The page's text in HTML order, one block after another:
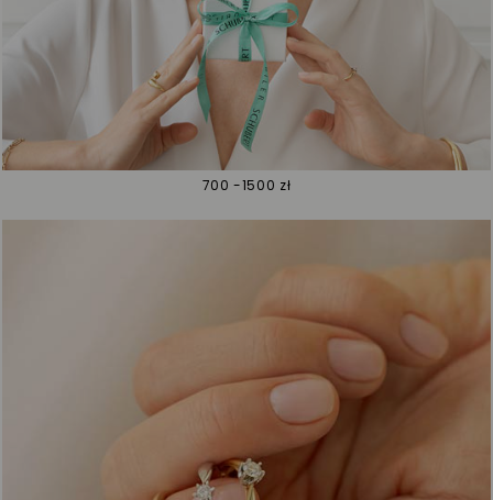
700 -1500 zł